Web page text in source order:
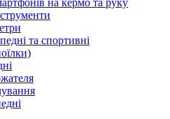
та спортивні